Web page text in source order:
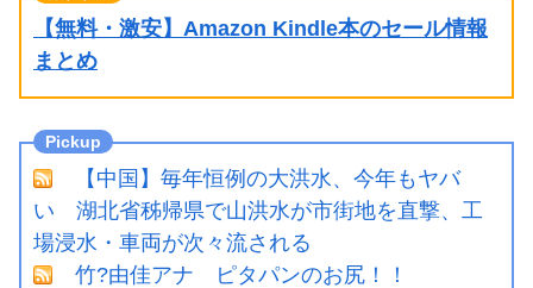
【無料・激安】Amazon Kindle本のセール情報
まとめ
【中国】毎年恒例の大洪水、今年もヤバ
い 湖北省秭帰県で山洪水が市街地を直撃、工
場浸水・車両が次々流される
竹?由佳アナ ピタパンのお尻！！